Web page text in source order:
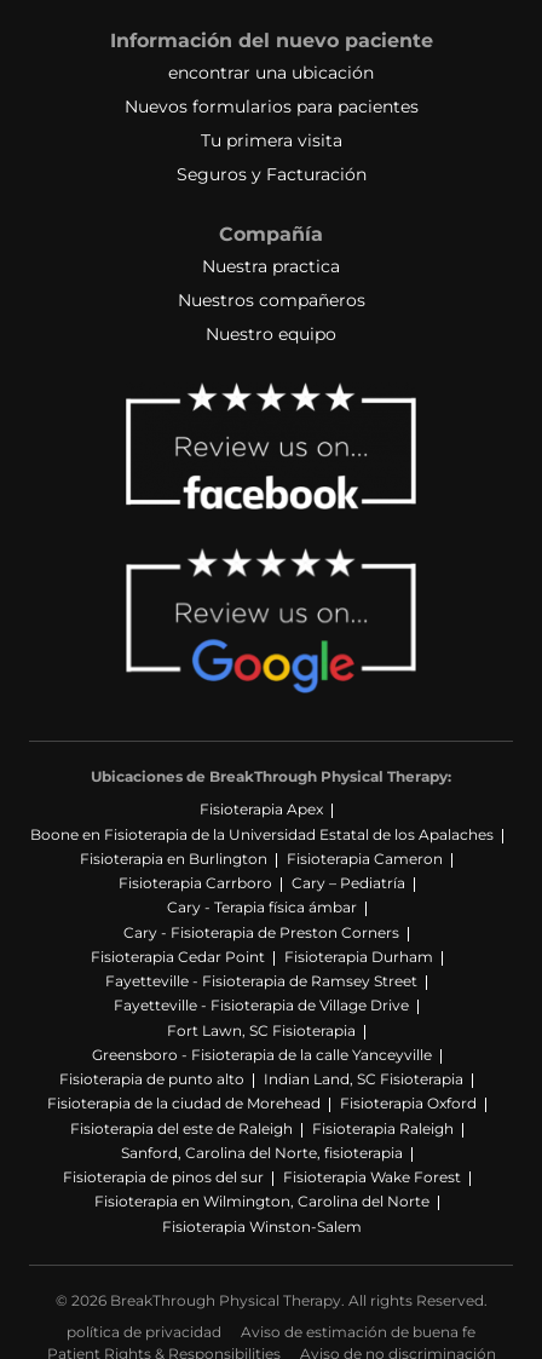
Información del nuevo paciente
encontrar una ubicación
Nuevos formularios para pacientes
Tu primera visita
Seguros y Facturación
Compañía
Nuestra practica
Nuestros compañeros
Nuestro equipo
Ubicaciones de BreakThrough Physical Therapy:
Fisioterapia Apex
Boone en Fisioterapia de la Universidad Estatal de los Apalaches
Fisioterapia en Burlington
Fisioterapia Cameron
Fisioterapia Carrboro
Cary – Pediatría
Cary - Terapia física ámbar
Cary - Fisioterapia de Preston Corners
Fisioterapia Cedar Point
Fisioterapia Durham
Fayetteville - Fisioterapia de Ramsey Street
Fayetteville - Fisioterapia de Village Drive
Fort Lawn, SC Fisioterapia
Greensboro - Fisioterapia de la calle Yanceyville
Fisioterapia de punto alto
Indian Land, SC Fisioterapia
Fisioterapia de la ciudad de Morehead
Fisioterapia Oxford
Fisioterapia del este de Raleigh
Fisioterapia Raleigh
Sanford, Carolina del Norte, fisioterapia
Fisioterapia de pinos del sur
Fisioterapia Wake Forest
Fisioterapia en Wilmington, Carolina del Norte
Fisioterapia Winston-Salem
© 2026 BreakThrough Physical Therapy. All rights Reserved.
política de privacidad
Aviso de estimación de buena fe
Patient Rights & Responsibilities
Aviso de no discriminación